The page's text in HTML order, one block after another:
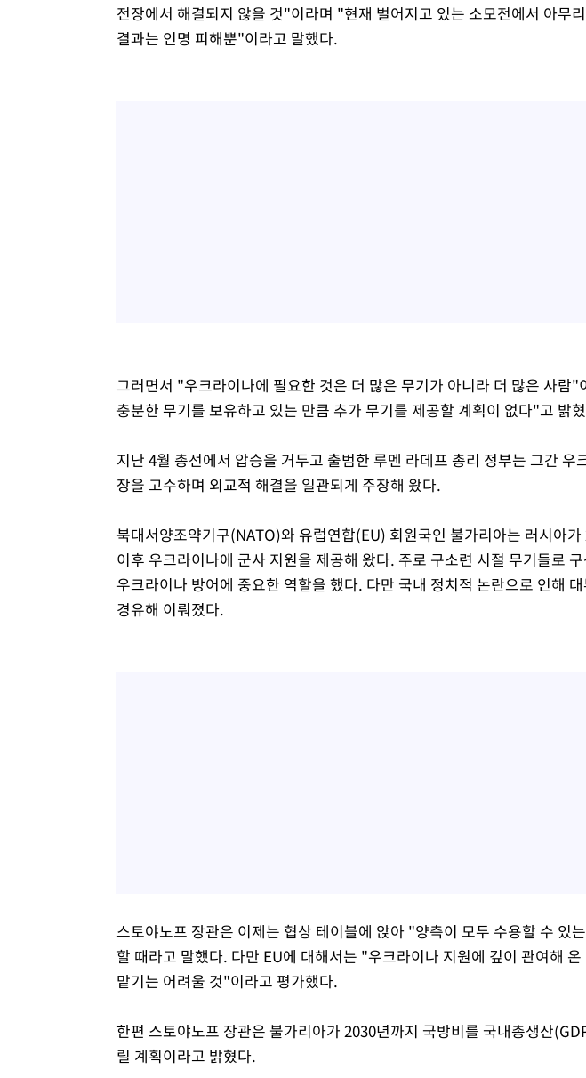
전장에서 해결되지 않을 것"이라며 "현재 벌어지고 있는 소모전에서 아무
결과는 인명 피해뿐"이라고 말했다.
그러면서 "우크라이나에 필요한 것은 더 많은 무기가 아니라 더 많은 사람
충분한 무기를 보유하고 있는 만큼 추가 무기를 제공할 계획이 없다"고 밝
지난 4월 총선에서 압승을 거두고 출범한 루멘 라데프 총리 정부는 그간 우
장을 고수하며 외교적 해결을 일관되게 주장해 왔다.
북대서양조약기구(NATO)와 유럽연합(EU) 회원국인 불가리아는 러시아
이후 우크라이나에 군사 지원을 제공해 왔다. 주로 구소련 시절 무기들로
우크라이나 방어에 중요한 역할을 했다. 다만 국내 정치적 논란으로 인해
경유해 이뤄졌다.
스토야노프 장관은 이제는 협상 테이블에 앉아 "양측이 모두 수용할 수 있
할 때라고 말했다. 다만 EU에 대해서는 "우크라이나 지원에 깊이 관여해
맡기는 어려울 것"이라고 평가했다.
한편 스토야노프 장관은 불가리아가 2030년까지 국방비를 국내총생산
릴 계획이라고 밝혔다.